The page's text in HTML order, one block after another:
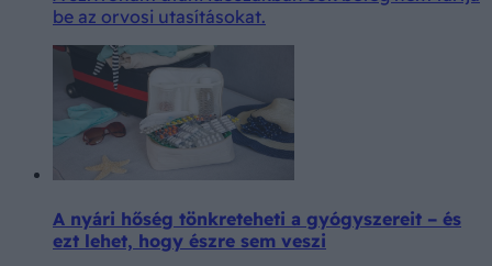
be az orvosi utasításokat.
A nyári hőség tönkreteheti a gyógyszereit – és
ezt lehet, hogy észre sem veszi